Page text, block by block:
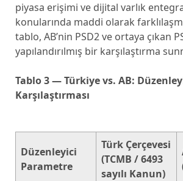
piyasa erişimi ve dijital varlık
konularında maddi olarak
tablo, AB’nin PSD2 ve ortaya çıkan
yapılandırılmış bir karşılaştırma
Tablo 3 — Türkiye vs. AB:
Karşılaştırması
Düzenleyici
Parametre
Türk Çerçevesi
(TCMB / 6493
sayılı Kanun)